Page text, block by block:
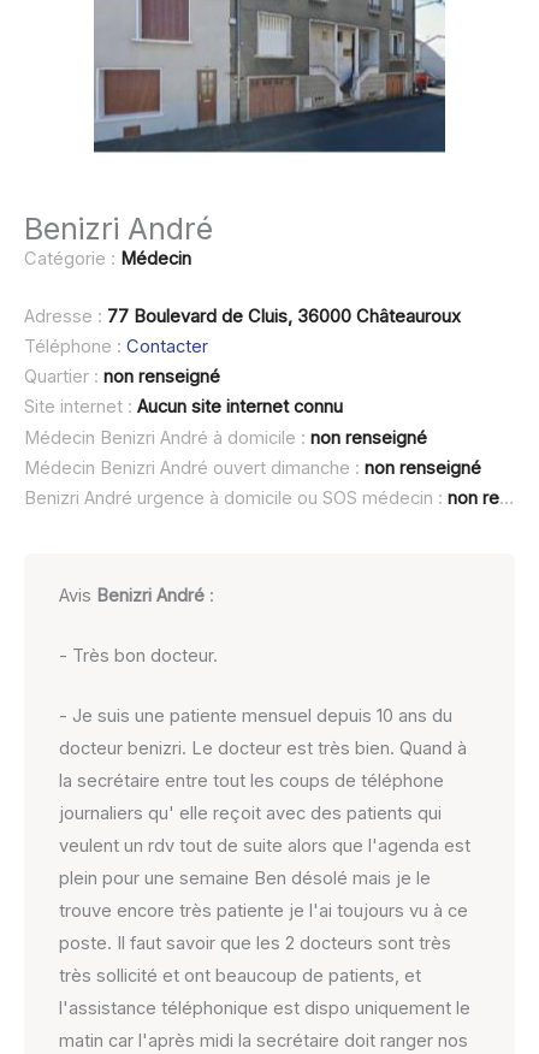
Benizri André
Catégorie : Médecin
Adresse : 77 Boulevard de Cluis, 36000 Châteauroux
Téléphone : Contacter
Quartier : non renseigné
Site internet : Aucun site internet connu
Médecin Benizri André à domicile : non renseigné
Médecin Benizri André ouvert dimanche : non renseigné
Benizri André urgence à domicile ou SOS médecin : non renseigné
Avis Benizri André :
- Très bon docteur.
- Je suis une patiente mensuel depuis 10 ans du
docteur benizri. Le docteur est très bien. Quand à
la secrétaire entre tout les coups de téléphone
journaliers qu' elle reçoit avec des patients qui
veulent un rdv tout de suite alors que l'agenda est
plein pour une semaine Ben désolé mais je le
trouve encore très patiente je l'ai toujours vu à ce
poste. Il faut savoir que les 2 docteurs sont très
très sollicité et ont beaucoup de patients, et
l'assistance téléphonique est dispo uniquement le
matin car l'après midi la secrétaire doit ranger nos